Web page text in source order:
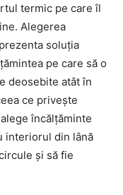
termic pe care îl
Alegerea
soluția
pe care să o
deosebite atât în
ce privește
încălțăminte
interiorul din lână
și să fie